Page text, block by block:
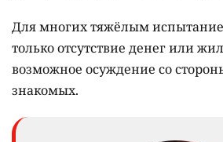
Для многих тяжёлым
только отсутствие денег или
возможное осуждение со
знакомых.